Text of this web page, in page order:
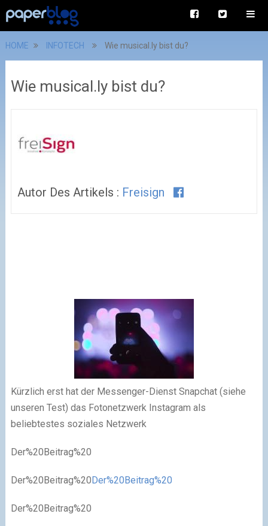
HOME INFOTECH Wie musical.ly bist du?
Wie musical.ly bist du?
Autor Des Artikels : Freisign
Kürzlich erst hat der Messenger-Dienst Snapchat (siehe
unseren Test) das Fotonetzwerk Instagram als
beliebtestes soziales Netzwerk
Der%20Beitrag%20
Der%20Beitrag%20Der%20Beitrag%20
Der%20Beitrag%20